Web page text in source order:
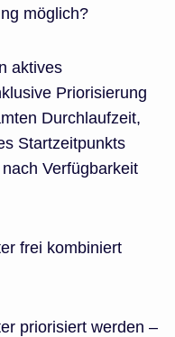
möglich?
aktives
Priorisierung
Durchlaufzeit,
Startzeitpunkts
Verfügbarkeit
frei kombiniert
priorisiert werden –